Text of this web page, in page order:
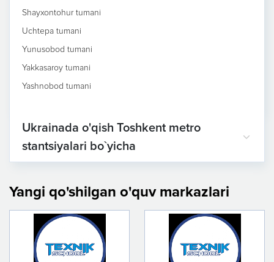
Shayxontohur tumani
Uchtepa tumani
Yunusobod tumani
Yakkasaroy tumani
Yashnobod tumani
Ukrainada o'qish Toshkent metro
stantsiyalari bo`yicha
Yangi qo'shilgan o'quv markazlari